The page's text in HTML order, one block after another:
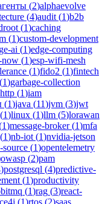
(2)alphaevolve
(4)audit (1)b2b
(1)caching
(1)custom-development
ai (1)edge-computing
now (1)esp-wifi-mesh
(1)fido2 (1)fintech
(1)garbage-collection
http (1)iam
(1)java (11)jvm (3)jwt
(1)linux (1)llm (5)lorawan
1)message-broker(1)mfa
(1)nb-iot (1)nvidia-jetson
source (1)opentelemetry
owasp (2)pam
)postgresql (4)predictive-
(1)productivity
(1)rag (3)react-